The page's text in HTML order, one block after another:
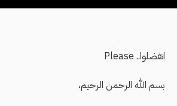
اتفضلوا.. Please
بسم الله الرحمن الرحيم،